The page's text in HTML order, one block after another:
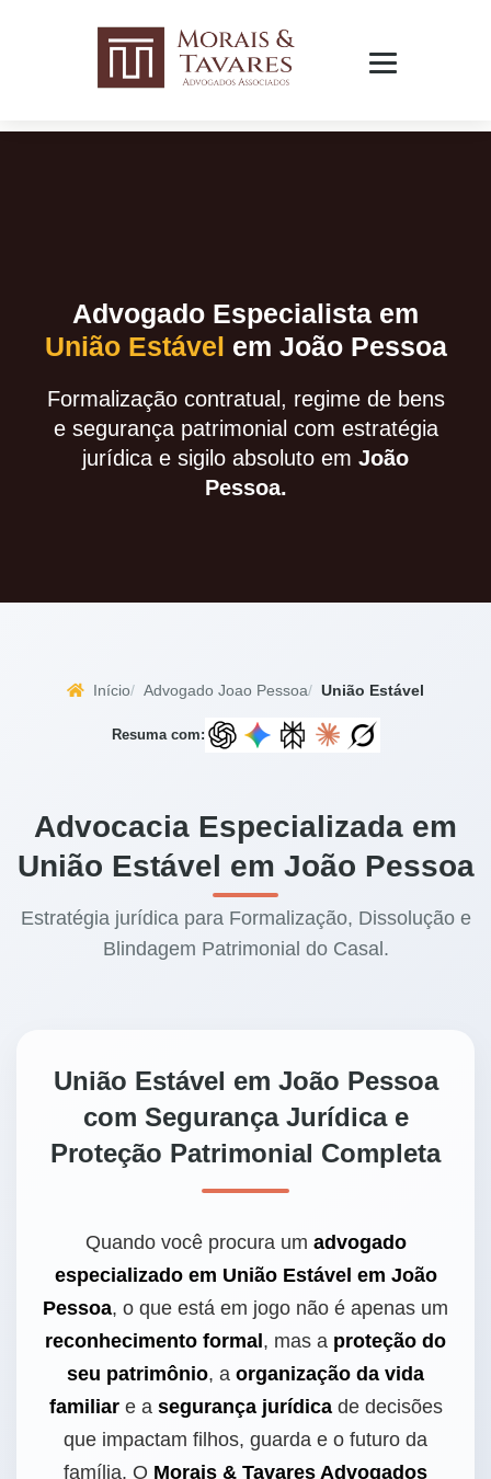
Advogado Especialista em
União Estável em João Pessoa
Formalização contratual, regime de bens
e segurança patrimonial com estratégia
jurídica e sigilo absoluto em João
Pessoa.
Início Advogado Joao Pessoa União Estável
Resuma com:
Advocacia Especializada em
União Estável em João Pessoa
Estratégia jurídica para Formalização, Dissolução e
Blindagem Patrimonial do Casal.
União Estável em João Pessoa
com Segurança Jurídica e
Proteção Patrimonial Completa
Quando você procura um advogado
especializado em União Estável em João
Pessoa, o que está em jogo não é apenas um
reconhecimento formal , mas a proteção do
seu patrimônio, a organização da vida
familiare a segurança jurídicade decisões
que impactam filhos, guarda e o futuro da
família. O Morais & Tavares Advogados